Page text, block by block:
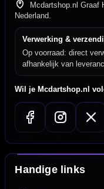
Mcdartshop.nl Graaf
Nederland.
Verwerking &
Op voorraad: direct
afhankelijk van
Wil je Mcdartshop.nl
Handige links